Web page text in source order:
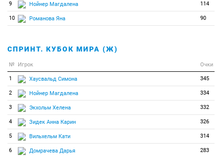
9 Нойнер Магдалена 114
10 Романова Яна 90
СПРИНТ. КУБОК МИРА (Ж)
№ Игрок Очки
1 Хаусвальд Симона 345
2 Нойнер Магдалена 334
3 Экхольм Хелена 332
4 Зидек Анна Карин 326
5 Вильхельм Кати 314
6 Домрачева Дарья 283